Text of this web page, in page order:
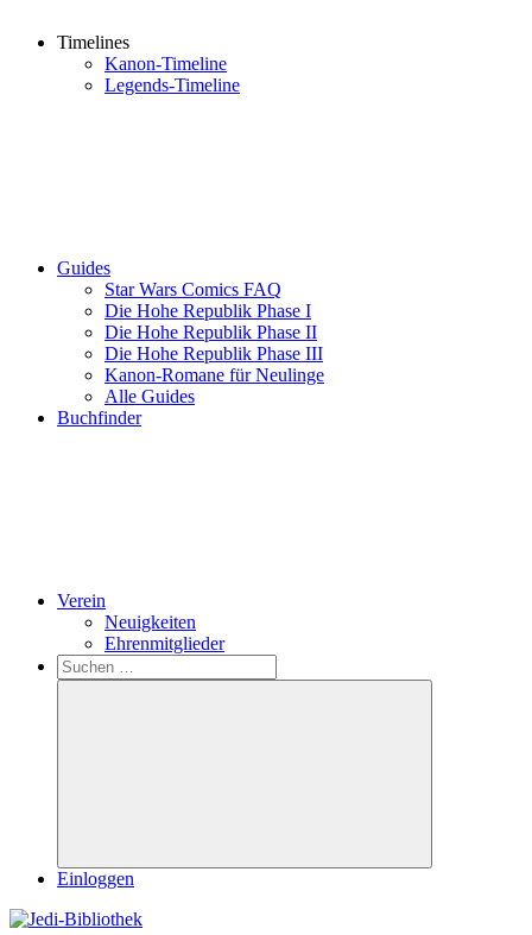
Timelines
Kanon-Timeline
Legends-Timeline
Guides
Star Wars Comics FAQ
Die Hohe Republik Phase I
Die Hohe Republik Phase II
Die Hohe Republik Phase III
Kanon-Romane für Neulinge
Alle Guides
Buchfinder
Verein
Neuigkeiten
Ehrenmitglieder
Search
Suchen
nach:
Suchen
Einloggen